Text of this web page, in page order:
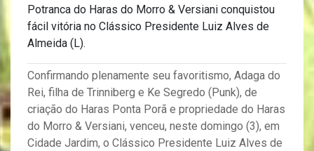
Potranca do Haras do Morro & Versiani conquistou
fácil vitória no Clássico Presidente Luiz Alves de
Almeida (L).
Confirmando plenamente seu favoritismo, Adaga do
Rei, filha de Trinniberg e Ke Segredo (Punk), de
criação do Haras Ponta Porã e propriedade do Haras
do Morro & Versiani, venceu, neste domingo (3), em
Cidade Jardim, o Clássico Presidente Luiz Alves de